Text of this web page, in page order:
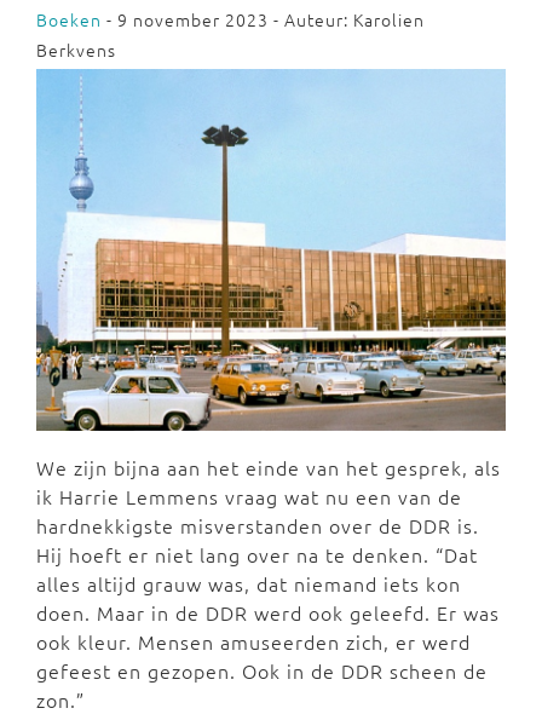
Boeken - 9 november 2023 - Auteur: Karolien
Berkvens
We zijn bijna aan het einde van het gesprek, als
ik Harrie Lemmens vraag wat nu een van de
hardnekkigste misverstanden over de DDR is.
Hij hoeft er niet lang over na te denken. “Dat
alles altijd grauw was, dat niemand iets kon
doen. Maar in de DDR werd ook geleefd. Er was
ook kleur. Mensen amuseerden zich, er werd
gefeest en gezopen. Ook in de DDR scheen de
zon.”